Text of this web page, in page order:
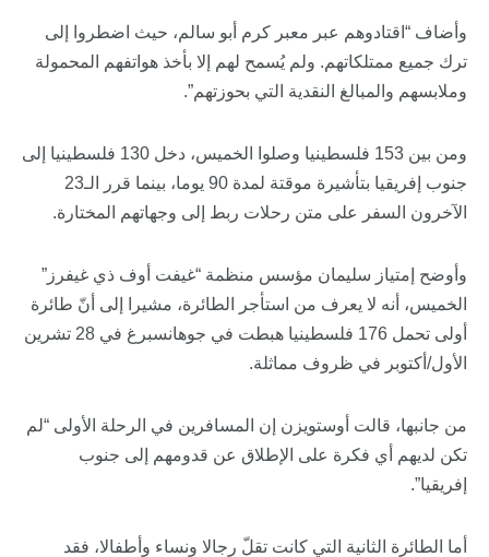
وأضاف “اقتادوهم عبر معبر كرم أبو سالم، حيث اضطروا إلى
ترك جميع ممتلكاتهم. ولم يُسمح لهم إلا بأخذ هواتفهم المحمولة
وملابسهم والمبالغ النقدية التي بحوزتهم”.
ومن بين 153 فلسطينيا وصلوا الخميس، دخل 130 فلسطينيا إلى
جنوب إفريقيا بتأشيرة موقتة لمدة 90 يوما، بينما قرر الـ23
الآخرون السفر على متن رحلات ربط إلى وجهاتهم المختارة.
وأوضح إمتياز سليمان مؤسس منظمة “غيفت أوف ذي غيفرز”
الخميس، أنه لا يعرف من استأجر الطائرة، مشيرا إلى أنّ طائرة
أولى تحمل 176 فلسطينيا هبطت في جوهانسبرغ في 28 تشرين
الأول/أكتوبر في ظروف مماثلة.
من جانبها، قالت أوستويزن إن المسافرين في الرحلة الأولى “لم
تكن لديهم أي فكرة على الإطلاق عن قدومهم إلى جنوب
إفريقيا”.
أما الطائرة الثانية التي كانت تقلّ رجالا ونساء وأطفالا، فقد